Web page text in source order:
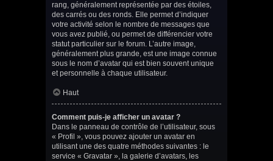
rang, généralement représentée par des étoiles,
des carrés ou des ronds. Elle permet d’indiquer
votre activité selon le nombre de messages que
vous avez publié, ou permet de différencier votre
statut particulier sur le forum. L’autre image,
généralement plus grande, est une image connue
sous le nom d’avatar qui est bien souvent unique
et personnelle à chaque utilisateur.
Haut
Comment puis-je afficher un avatar ?
Dans le panneau de contrôle de l’utilisateur, sous
« Profil », vous pouvez ajouter un avatar en
utilisant une des quatre méthodes suivantes : le
service « Gravatar », la galerie d’avatars, les